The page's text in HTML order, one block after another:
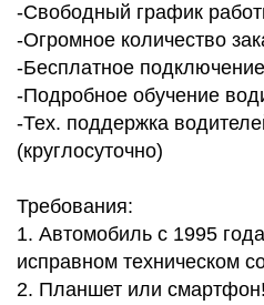
-Свободный график
-Огромное количество
-Бесплатное
-Подробное обучение
-Тех. поддержка
(круглосуточно)
Требования:
1. Автомобиль с 1995
исправном техническом
2. Планшет или смартфон!